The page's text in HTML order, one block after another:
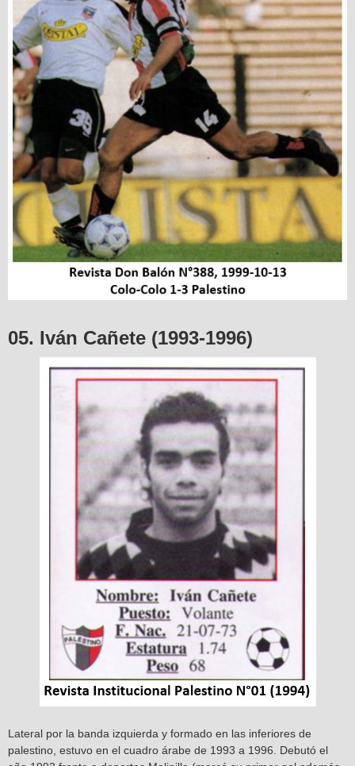
05. Iván Cañete (1993-1996)
Lateral por la banda izquierda y formado en las inferiores de
palestino, estuvo en el cuadro árabe de 1993 a 1996. Debutó el